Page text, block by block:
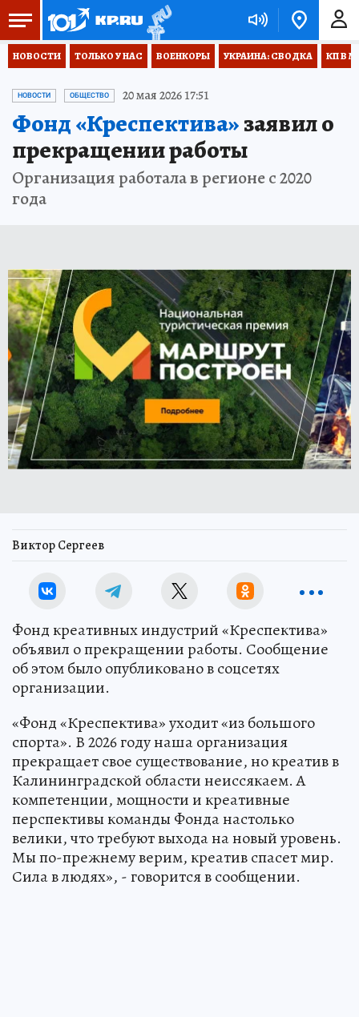
НОВОСТИ ТОЛЬКО У НАС ВОЕНКОРЫ УКРАИНА: СВОДКА КП В
НОВОСТИ ОБЩЕСТВО 20 мая 2026 17:51
Фонд «Креспектива»заявил о
прекращении работы
Организация работала в регионе с 2020
года
Виктор Сергеев
Фонд креативных индустрий «Креспектива»
объявил о прекращении работы. Сообщение
об этом было опубликовано в соцсетях
организации.
«Фонд «Креспектива» уходит «из большого
спорта». В 2026 году наша организация
прекращает свое существование, но креатив в
Калининградской области неиссякаем. А
компетенции, мощности и креативные
перспективы команды Фонда настолько
велики, что требуют выхода на новый уровень.
Мы по-прежнему верим, креатив спасет мир.
Сила в людях», - говорится в сообщении.